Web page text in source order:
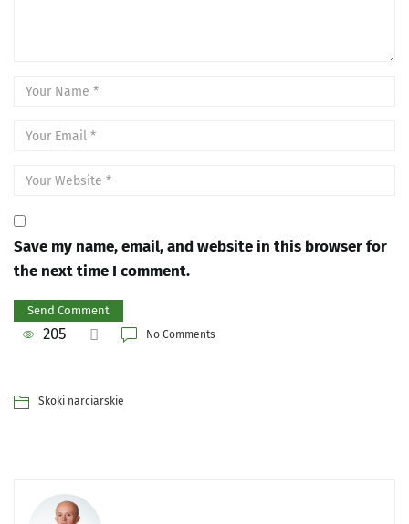
Save my name, email, and website in this browser for
the next time I comment.
205 No Comments
Skoki narciarskie